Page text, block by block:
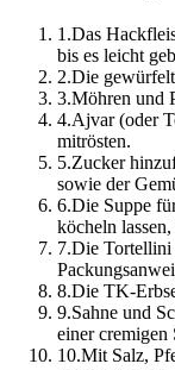
1 .Das
bis es leicht
2.Die
3.Möhren und
4.Ajvar (oder
mitrösten.
5.Zucker
sowie der
6.Die Suppe
köcheln
7.Die Tortellini
8.Die TK-
9.Sahne und
einer cremigen
10.Mit Salz,